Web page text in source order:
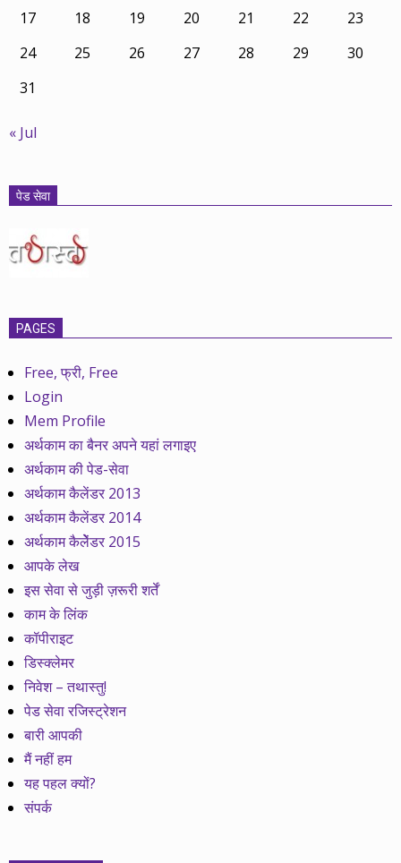
17 18 19 20 21 22
23
24
25 26 27 28 29
30
31
« Jul
पेड सेवा
PAGES
Free, फ्री, Free
Login
Mem Profile
अर्थकाम का बैनर अपने यहां लगाइए
अर्थकाम की पेड-सेवा
अर्थकाम कैलेंडर 2013
अर्थकाम कैलेंडर 2014
अर्थकाम कैलेेंडर 2015
आपके लेख
इस सेवा से जुड़ी ज़रूरी शर्तें
काम के लिंक
कॉपीराइट
डिस्क्लेमर
निवेश – तथास्तु!
पेड सेवा रजिस्ट्रेशन
बारी आपकी
मैं नहीं हम
यह पहल क्यों?
संपर्क